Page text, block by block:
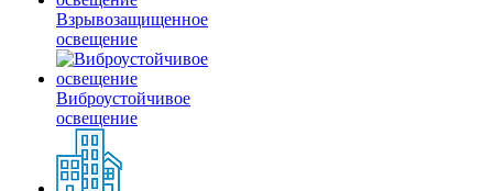
Взрывозащищенное
освещение
Виброустойчивое
освещение